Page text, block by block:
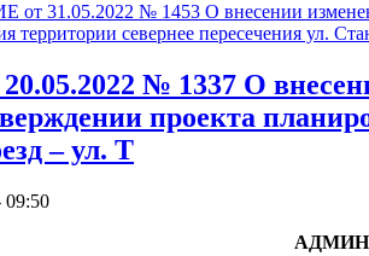
31.05.2022 № 1453 О внесении
территории севернее пересечения ул.
№ 1337 О
проекта
– ул. Т
09:50